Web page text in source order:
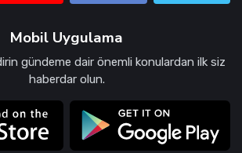
Mobil Uygulama
gündeme dair önemli konulardan ilk siz
haberdar olun.